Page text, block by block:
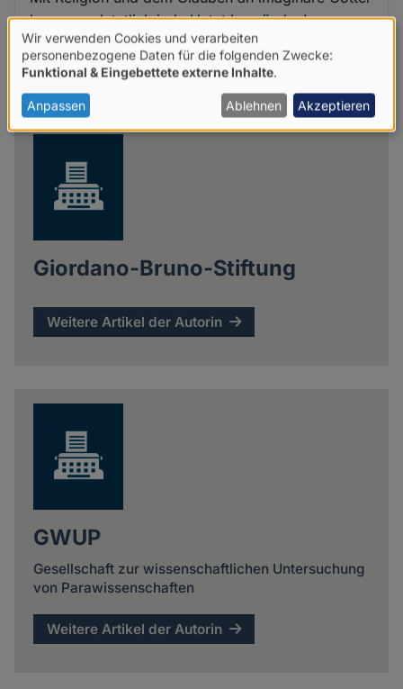
kann man letztlich jede Untat begründen!
Share
news
Giordano-Bruno-Stiftung
Weitere Artikel der Autorin
GWUP
Gesellschaft zur wissenschaftlichen Untersuchung
von Parawissenschaften
Weitere Artikel der Autorin
Verwendung
von
personenbezogenen
Daten
Cookies
Wir verwenden Cookies und verarbeiten
personenbezogene Daten für die folgenden Zwecke:
Funktional & Eingebettete externe Inhalte.
Anpassen Ablehnen Akzeptieren